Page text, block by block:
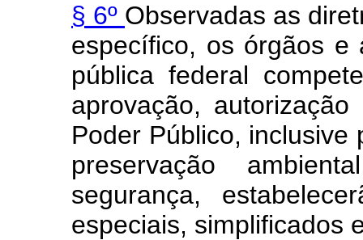
§ 6º Observadas as
específico, os órgãos e
pública federal
aprovação,
Poder Público, inclusive
preservação
segurança,
especiais, simplificados